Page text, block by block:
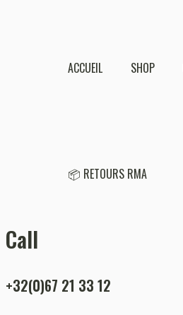
ACCUEIL SHOP
📦 RETOURS RMA
Call
+32(0)67 21 33 12